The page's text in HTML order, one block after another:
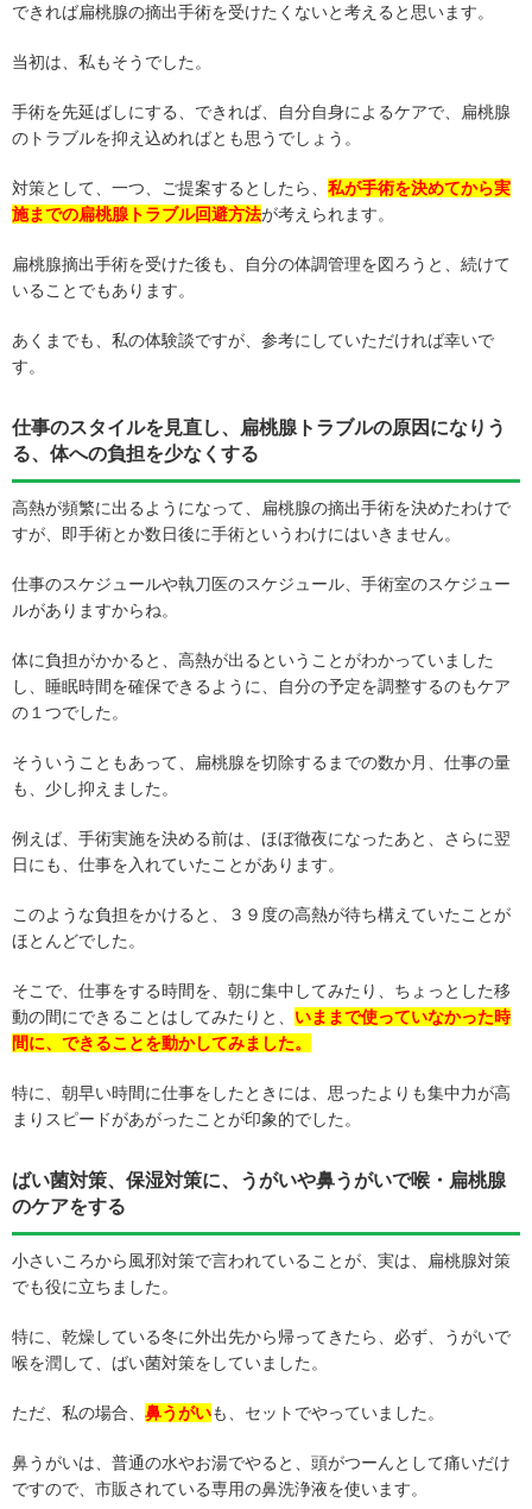
できれば扁桃腺の摘出手術を受けたくないと考えると思います。
当初は、私もそうでした。
手術を先延ばしにする、できれば、自分自身によるケアで、扁桃腺
のトラブルを抑え込めればとも思うでしょう。
対策として、一つ、ご提案するとしたら、 私が手術を決めてから実
施までの扁桃腺トラブル回避方法が考えられます。
扁桃腺摘出手術を受けた後も、自分の体調管理を図ろうと、続けて
いることでもあります。
あくまでも、私の体験談ですが、参考にしていただければ幸いで
す。
仕事のスタイルを見直し、扁桃腺トラブルの原因になりう
る、体への負担を少なくする
高熱が頻繁に出るようになって、扁桃腺の摘出手術を決めたわけで
すが、即手術とか数日後に手術というわけにはいきません。
仕事のスケジュールや執刀医のスケジュール、手術室のスケジュー
ルがありますからね。
体に負担がかかると、高熱が出るということがわかっていました
し、睡眠時間を確保できるように、自分の予定を調整するのもケア
の１つでした。
そういうこともあって、扁桃腺を切除するまでの数か月、仕事の量
も、少し抑えました。
例えば、手術実施を決める前は、ほぼ徹夜になったあと、さらに翌
日にも、仕事を入れていたことがあります。
このような負担をかけると、３９度の高熱が待ち構えていたことが
ほとんどでした。
そこで、仕事をする時間を、朝に集中してみたり、ちょっとした移
動の間にできることはしてみたりと、 いままで使っていなかった時
間に、できることを動かしてみました。
特に、朝早い時間に仕事をしたときには、思ったよりも集中力が高
まりスピードがあがったことが印象的でした。
ばい菌対策、保湿対策に、うがいや鼻うがいで喉・扁桃腺
のケアをする
小さいころから風邪対策で言われていることが、実は、扁桃腺対策
でも役に立ちました。
特に、乾燥している冬に外出先から帰ってきたら、必ず、うがいで
喉を潤して、ばい菌対策をしていました。
ただ、私の場合、 鼻うがいも、セットでやっていました。
鼻うがいは、普通の水やお湯でやると、頭がつーんとして痛いだけ
ですので、市販されている専用の鼻洗浄液を使います。